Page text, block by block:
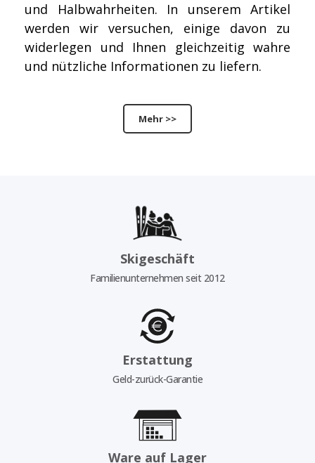
und Halbwahrheiten. In unserem Artikel
werden wir versuchen, einige davon zu
widerlegen und Ihnen gleichzeitig wahre
und nützliche Informationen zu liefern.
Mehr >>
Skigeschäft
Familienunternehmen seit 2012
Erstattung
Geld-zurück-Garantie
Ware auf Lager